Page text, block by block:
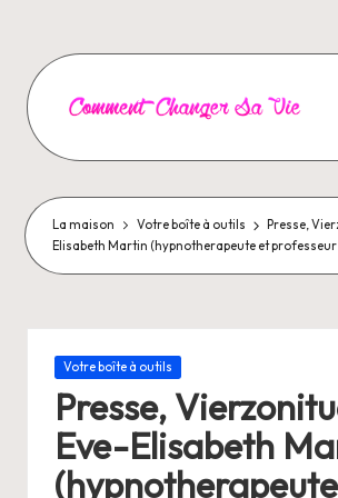
contenu
C
o
m
m
n
t
C
h
La maison Votre boîte à outils
Presse,
Elisabeth Martin (hypnotherapeute et professeur
Posté
Votre boîte à outils
Presse,
Eve-Elisabeth